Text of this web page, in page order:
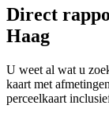
Direct
Haag
U weet al wat u
kaart met
perceelkaart